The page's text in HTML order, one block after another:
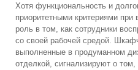
Хотя функциональность и
приоритетными критериями при
роль в том, как сотрудники
со своей рабочей средой.
выполненные в продуманном
отделкой, сигнализируют о